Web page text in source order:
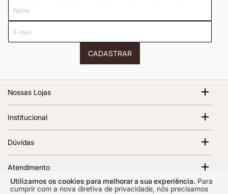
Utilizamos os cookies para melhorar a sua experiência. Para
cumprir com a nova diretiva de privacidade, nós precisamos
mail
CADASTRAR
Nossas Lojas
Av. Magalhães de Castro, 12000 - Morumbi São Paulo - SP,
05676-120 | 1º Piso
Abrir no Google Maps
Institucional
Política de Privacidade
Regulamento e Promoções
Dúvidas
Como cuidar do seu vinil
Atendimento
Segunda a sexta das 10h00 às 17h00 Prazo de resposta de
Certificados